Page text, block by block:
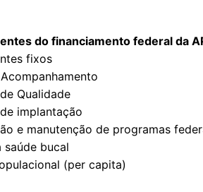
do financiamento federal da
fixos
Qualidade
implantação
e manutenção de programas
saúde bucal
(per capita)